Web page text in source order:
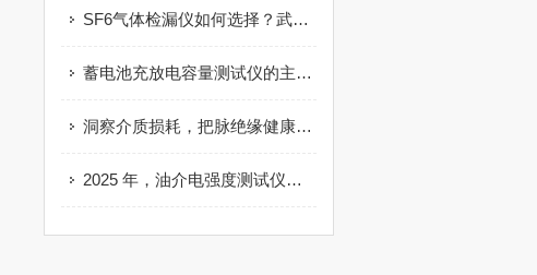
SF6气体检漏仪如何选择？武汉特高压以可靠方案赢得用户口碑
蓄电池充放电容量测试仪的主要功能体现在哪些方面？
洞察介质损耗，把脉绝缘健康：介质损耗测试仪化工项目配套 值得选择！
2025 年，油介电强度测试仪哪家好？武汉特高压实力出众！​